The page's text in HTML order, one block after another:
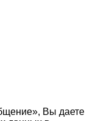
Вы даете